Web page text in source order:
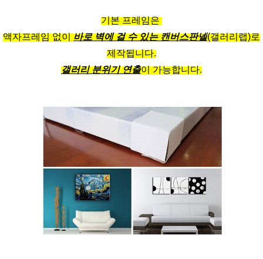
기본 프레임은
액자프레임 없이 바로 벽에 걸 수 있는 캔버스판넬(갤러리랩)로
제작됩니다.
갤러리 분위기 연출이 가능합니다.